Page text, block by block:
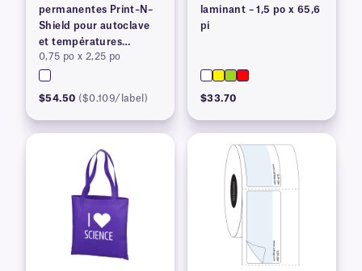
permanentes Print–N–
Shield pour autoclave
et températures
élevées
0,75 po x 2,25 po
$54.50 ($0.109/label)
laminant – 1,5 po x 65,6
pi
$33.70